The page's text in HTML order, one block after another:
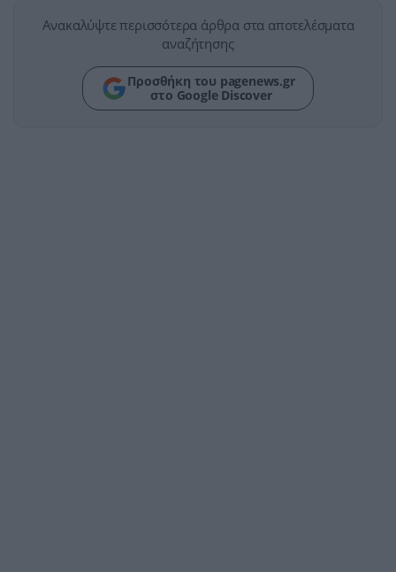
Ανακαλύψτε περισσότερα άρθρα στα αποτελέσματα
αναζήτησης
Προσθήκη του pagenews.gr
στο Google Discover